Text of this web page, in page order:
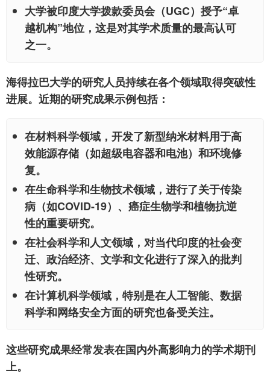
大学被印度大学拨款委员会（UGC）授予“卓
越机构”地位，这是对其学术质量的最高认可
之一。
海得拉巴大学的研究人员持续在各个领域取得突破性
进展。近期的研究成果示例包括：
在材料科学领域，开发了新型纳米材料用于高
效能源存储（如超级电容器和电池）和环境修
复。
在生命科学和生物技术领域，进行了关于传染
病（如COVID-19）、癌症生物学和植物抗逆
性的重要研究。
在社会科学和人文领域，对当代印度的社会变
迁、政治经济、文学和文化进行了深入的批判
性研究。
在计算机科学领域，特别是在人工智能、数据
科学和网络安全方面的研究也备受关注。
这些研究成果经常发表在国内外高影响力的学术期刊
上。